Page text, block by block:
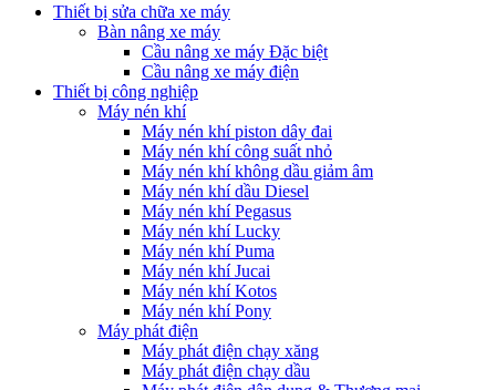
Thiết bị sửa chữa xe máy
Bàn nâng xe máy
Cầu nâng xe máy Đặc biệt
Cầu nâng xe máy điện
Thiết bị công nghiệp
Máy nén khí
Máy nén khí piston dây đai
Máy nén khí công suất nhỏ
Máy nén khí không dầu giảm âm
Máy nén khí dầu Diesel
Máy nén khí Pegasus
Máy nén khí Lucky
Máy nén khí Puma
Máy nén khí Jucai
Máy nén khí Kotos
Máy nén khí Pony
Máy phát điện
Máy phát điện chạy xăng
Máy phát điện chạy dầu